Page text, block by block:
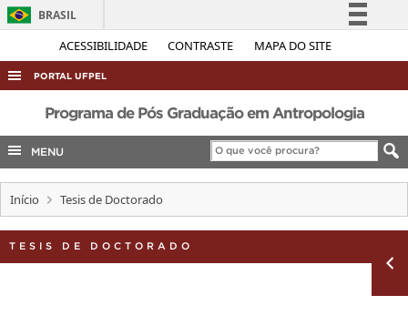
ACESSIBILIDADE CONTRASTE MAPA DO SITE
BRASIL
Simplifique!
Acesso à informação
Legislação
Canais
PORTAL UFPEL
ACESSO À INFORMAÇÃO
AUDITORIA
COBALTO
CONCURSOS
EDITAIS
INTERNACIONAL
Programa de Pós Graduação em Antropologia
MENU
Início Tesis de Doctorado
TESIS DE DOCTORADO